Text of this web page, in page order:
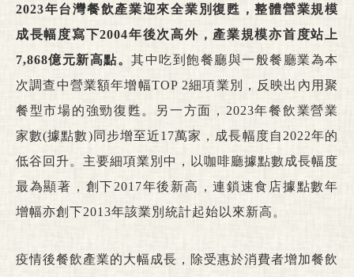
2023年台灣餐飲產業迎來全業別復甦，整體營業規模
成長幅度寫下2004年後次高外，產業規模亦首度站上
7,868億元新高點。其中吃到飽餐廳與一般餐廳業為本
次調查中營業額年增幅TOP 2細項業別，反映出內用聚
餐型市場的強勁復甦。另一方面，2023年餐飲業營業
家數(據點數)同步增至近17萬家，成長幅度自2022年的
低谷回升。主要細項業別中，以咖啡廳據點數成長幅度
最為顯著，創下2017年後新高，連鎖速食店據點數年
增幅亦創下2013年該業別統計起始以來新高。
疫情後餐飲產業的大幅成長，除受惠於消費者增加餐飲